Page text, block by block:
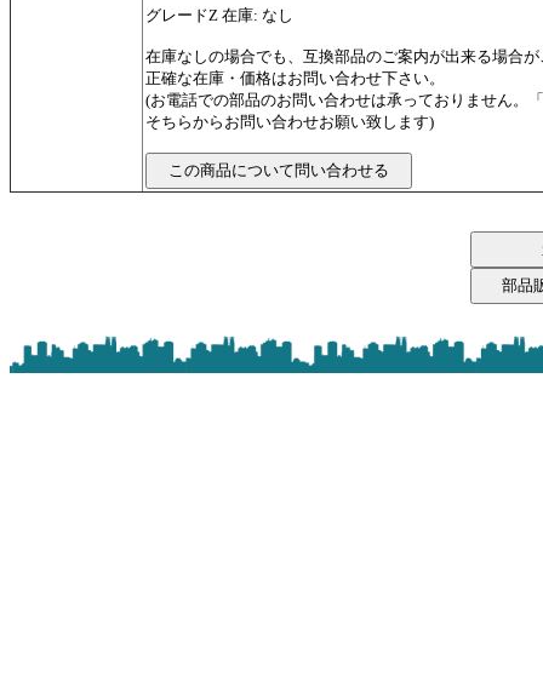
グレードZ 在庫: なし
在庫なしの場合でも、互換部品のご案内が出来る場合
正確な在庫・価格はお問い合わせ下さい。
(お電話での部品のお問い合わせは承っておりません。
そちらからお問い合わせお願い致します)